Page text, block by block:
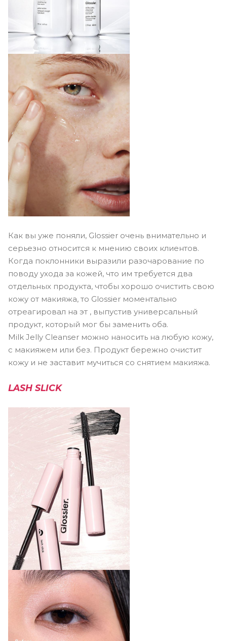
Как вы уже поняли, Glossier очень внимательно и
серьезно относится к мнению своих клиентов.
Когда поклонники выразили разочарование по
поводу ухода за кожей, что им требуется два
отдельных продукта, чтобы хорошо очистить свою
кожу от макияжа, то Glossier моментально
отреагировал на эт , выпустив универсальный
продукт, который мог бы заменить оба.
Milk Jelly Cleanser можно наносить на любую кожу,
с макияжем или без. Продукт бережно очистит
кожу и не заставит мучиться со снятием макияжа.
LASH SLICK